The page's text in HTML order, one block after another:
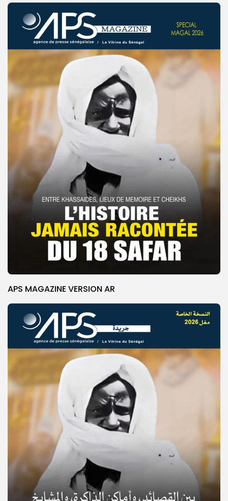
© Copyright 2025, APS
APS MAGAZINE VERSION AR